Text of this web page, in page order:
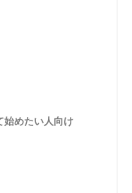
始めたい人向け